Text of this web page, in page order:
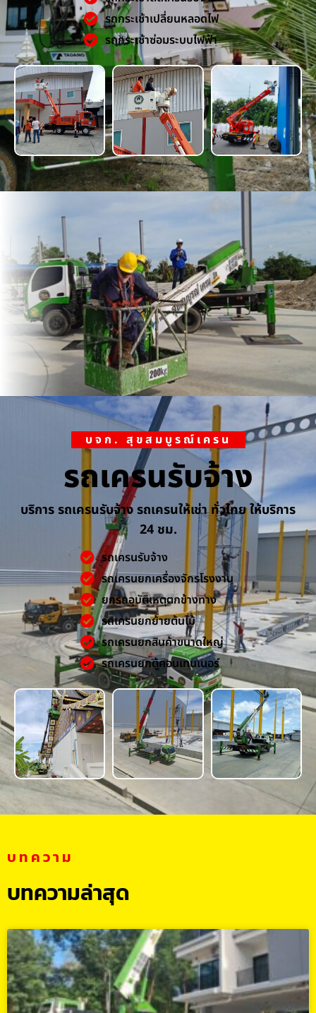
รถกระเช้าเปลี่ยนหลอดไฟ
รถกระเช้าซ่อมระบบไฟฟ้า
บจก. สุขสมบูรณ์เครน
รถเครนรับจ้าง
บริการ รถเครนรับจ้าง รถเครนให้เช่า ทั่วไทย ให้บริการ
24 ชม.
รถเครนรับจ้าง
รถเครนยกเครื่องจักรโรงงาน
ยกรถอุบัติเหตุตกข้างทาง
รถเครนยกย้ายต้นไม้
รถเครนยกสินค้าขนาดใหญ่
รถเครนยกตู้คอนเทนเนอร์
บทความ
บทความล่าสุด